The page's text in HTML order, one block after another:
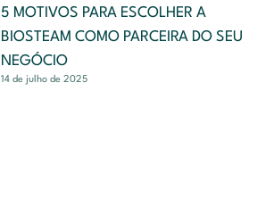
5 MOTIVOS PARA ESCOLHER A
BIOSTEAM COMO PARCEIRA DO SEU
NEGÓCIO
14 de julho de 2025